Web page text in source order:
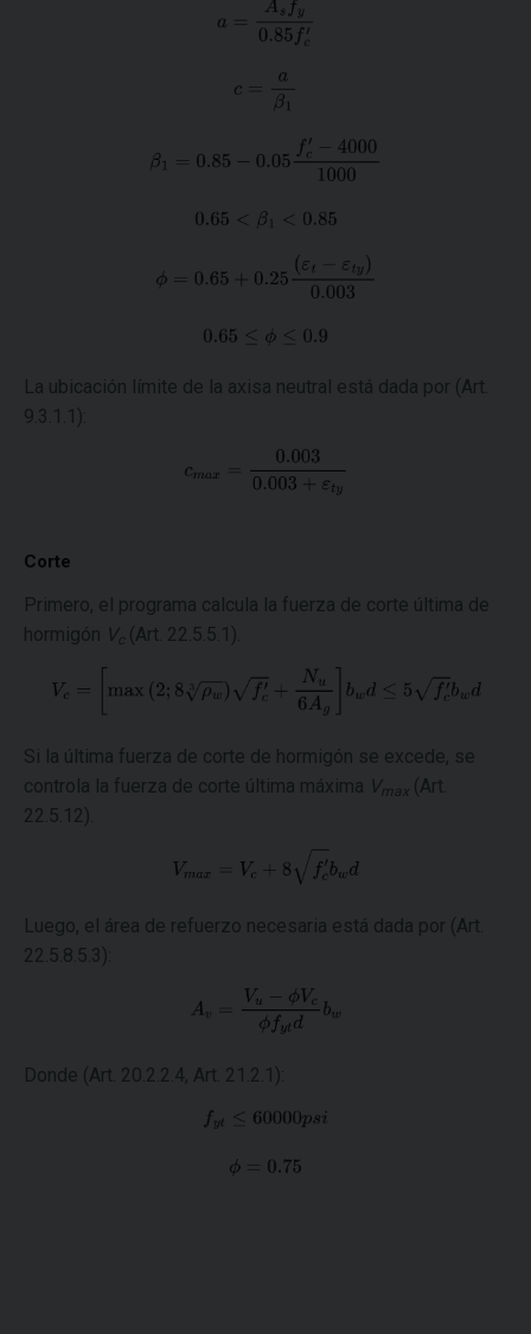
La ubicación límite de la axisa neutral está dada por (Art.
9.3.1.1):
Corte
Primero, el programa calcula la fuerza de corte última de
hormigón V (Art. 22.5.5.1).
Si la última fuerza de corte de hormigón se excede, se
controla la fuerza de corte última máxima Vmax (Art.
22.5.12).
Luego, el área de refuerzo necesaria está dada por (Art.
22.5.8.5.3):
Donde (Art. 20.2.2.4, Art. 21.2.1):